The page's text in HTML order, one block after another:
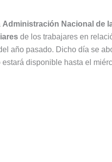
Administración Nacional de
de los trabajares en
año pasado. Dicho día se
disponible hasta el